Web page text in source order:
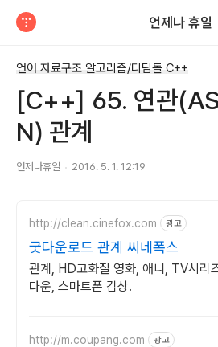
언제나 휴일
언어 자료구조 알고리즘/디딤돌 C++
[C++] 65. 연관
N) 관계
언제나휴일 2016. 5. 1. 12:19
http://clean.cinefox.com 광고
굿다운로드 관계 씨네폭스
관계, HD고화질 영화, 애니, TV시리
다운, 스마트폰 감상.
http://m.coupang.com 광고